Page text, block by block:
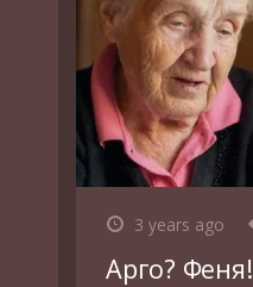
3 years ago
Арго? Феня!